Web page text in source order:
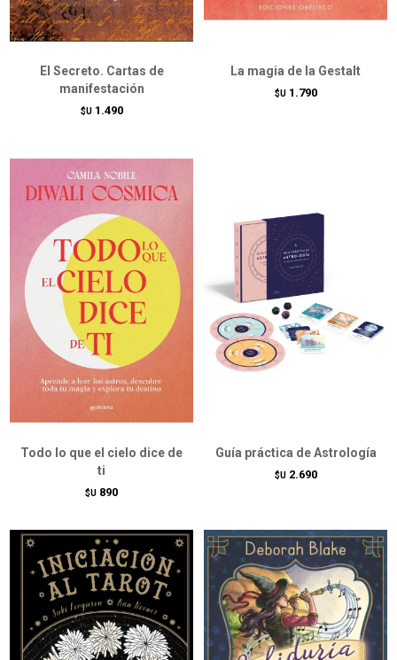
El Secreto. Cartas de
manifestación
$U 1.490
La magia de la Gestalt
$U 1.790
Todo lo que el cielo dice de
ti
$U 890
Guía práctica de Astrología
$U 2.690